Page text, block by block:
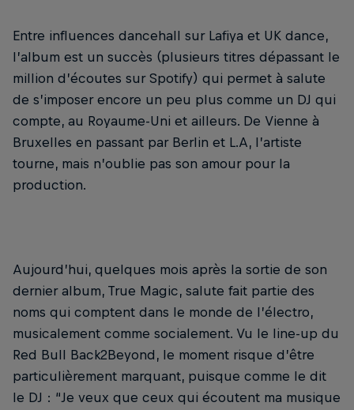
Entre influences dancehall sur Lafiya et UK dance,
l’album est un succès (plusieurs titres dépassant le
million d’écoutes sur Spotify) qui permet à salute
de s’imposer encore un peu plus comme un DJ qui
compte, au Royaume-Uni et ailleurs. De Vienne à
Bruxelles en passant par Berlin et L.A, l’artiste
tourne, mais n’oublie pas son amour pour la
production.
Aujourd’hui, quelques mois après la sortie de son
dernier album, True Magic, salute fait partie des
noms qui comptent dans le monde de l’électro,
musicalement comme socialement. Vu le line-up du
Red Bull Back2Beyond, le moment risque d’être
particulièrement marquant, puisque comme le dit
le DJ : “Je veux que ceux qui écoutent ma musique